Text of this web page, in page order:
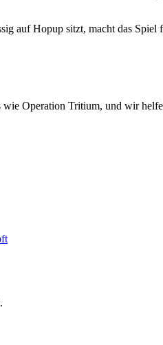
auf Hopup sitzt, macht das Spiel
Operation Tritium, und wir